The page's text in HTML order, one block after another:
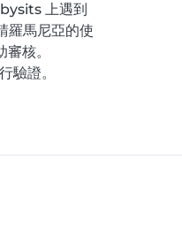
上遇到
羅馬尼亞的使
核。
驗證。